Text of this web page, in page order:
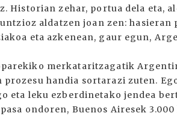
Historian zehar, portua dela eta,
aldatzen joan zen: hasieran
eta azkenean, gaur egun,
merkataritzagatik
handia sortarazi zuten.
eta leku ezberdinetako jendea
ondoren, Buenos Airesek 3.000